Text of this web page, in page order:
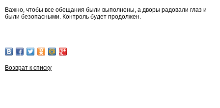
Важно, чтобы все обещания были выполнены, а дворы радовали глаз и
были безопасными. Контроль будет продолжен.
Возврат к списку